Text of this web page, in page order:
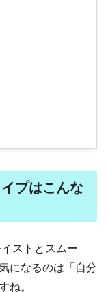
プはこんな
ストとスムー
になるのは「自分
ね。